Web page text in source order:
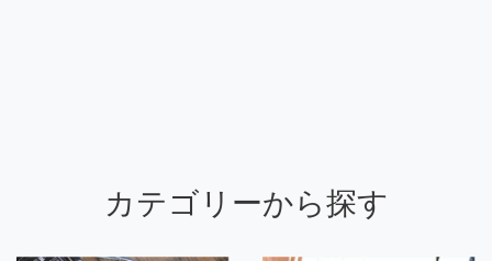
カテゴリーから探す